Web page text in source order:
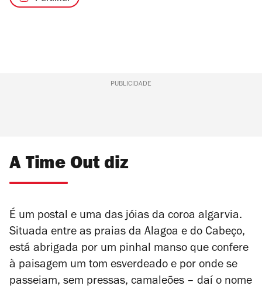
PUBLICIDADE
A Time Out diz
É um postal e uma das jóias da coroa algarvia.
Situada entre as praias da Alagoa e do Cabeço,
está abrigada por um pinhal manso que confere
à paisagem um tom esverdeado e por onde se
passeiam, sem pressas, camaleões – daí o nome